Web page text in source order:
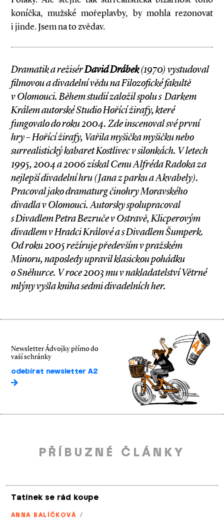
koníčka, mužské mořeplavby, by mohla rezonovat
i jinde. Jsem na to zvědav.
Dramatik a režisérDavid Drábek(1970) vystudoval
filmovou a divadelní vědu na Filozofické fakultě
v Olomouci. Během studií založil spolu s Darkem
Králem autorské Studio Hořící žirafy, které
fungovalo do roku 2004. Zde inscenoval své první
hry – Hořící žirafy, Vařila myšička myšičku nebo
surrealistický kabaret Kostlivec v silonkách. V letech
1995, 2004 a 2006 získal Cenu Alfréda Radoka za
nejlepší divadelní hru (Jana z parku a Akvabely).
Pracoval jako dramaturg činohry Moravského
divadla v Olomouci. Autorsky spolupracoval
s Divadlem Petra Bezruče v Ostravě, Klicperovým
divadlem v Hradci Králové a s Divadlem Šumperk.
Od roku 2005 režíruje především v pražském
Minoru, naposledy upravil klasickou pohádku
o Sněhurce. V roce 2003 mu v nakladatelství Větrné
mlýny vyšla kniha sedmi divadelních her.
Newsletter Ádvojky přímo do
vaší schránky
odebírat newsletter A2
PŘÍBUZNÉ ČLÁNKY
Tatínek se rád koupe
ANNA BALÍČKOVÁ /